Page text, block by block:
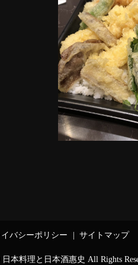
バシーポリシー サイトマップ
本料理と日本酒惠史 All Rights